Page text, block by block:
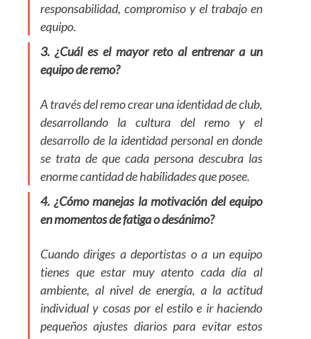
responsabilidad, compromiso y el trabajo en
equipo.
3. ¿Cuál es el mayor reto al entrenar a un
equipo de remo?
A través del remo crear una identidad de club,
desarrollando la cultura del remo y el
desarrollo de la identidad personal en donde
se trata de que cada persona descubra las
enorme cantidad de habilidades que posee.
4. ¿Cómo manejas la motivación del equipo
en momentos de fatiga o desánimo?
Cuando diriges a deportistas o a un equipo
tienes que estar muy atento cada día al
ambiente, al nivel de energía, a la actitud
individual y cosas por el estilo e ir haciendo
pequeños ajustes diarios para evitar estos